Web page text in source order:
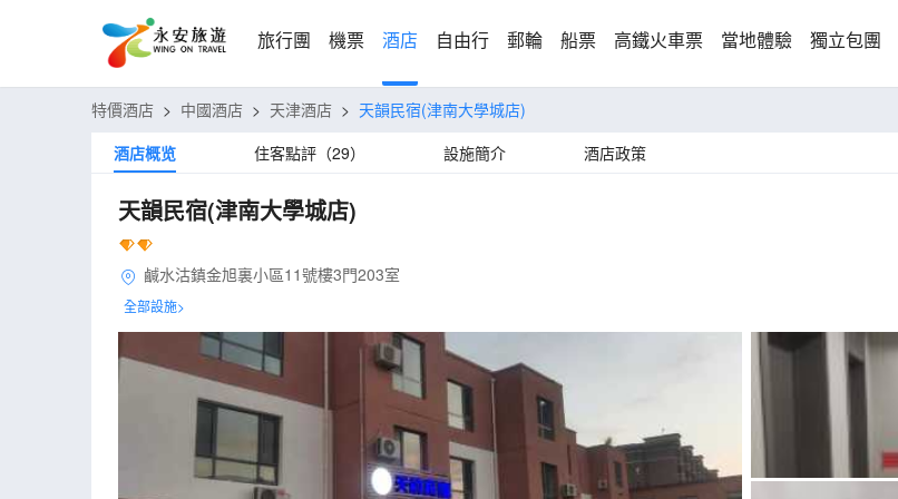
旅行團 機票 酒店 自由行 郵輪 船票 高鐵火車票 當地體驗 獨立包團
特價酒店 > 中國酒店 > 天津酒店 > 天韻民宿(津南大學城店)
酒店概览
住客點評（29） 設施簡介 酒店政策
天韻民宿(津南大學城店)
鹹水沽鎮金旭裏小區11號樓3門203室
全部設施>